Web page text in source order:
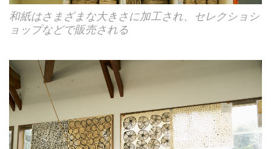
和紙はさまざまな大きさに加工され、セレクショシ
ョップなどで販売される